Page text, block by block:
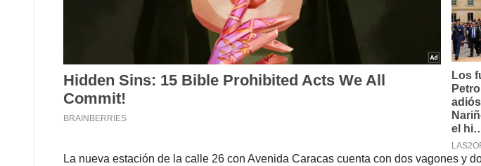
La nueva estación de la calle 26 con Avenida Caracas cuenta con dos vagones y